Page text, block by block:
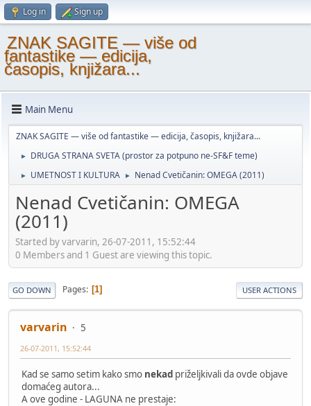
Log in Sign up
ZNAK SAGITE — više od
fantastike — edicija,
časopis, knjižara...
Main Menu
ZNAK SAGITE — više od fantastike — edicija, časopis, knjižara...
► DRUGA STRANA SVETA (prostor za potpuno ne-SF&F teme)
► UMETNOST I KULTURA ► Nenad Cvetičanin: OMEGA (2011)
Nenad Cvetičanin: OMEGA
(2011)
Started by varvarin, 26-07-2011, 15:52:44
0 Members and 1 Guest are viewing this topic.
GO DOWN Pages 1 USER ACTIONS
varvarin 5
26-07-2011, 15:52:44
Kad se samo setim kako smo nekad priželjkivali da ovde objave
domaćeg autora...
A ove godine - LAGUNA ne prestaje: